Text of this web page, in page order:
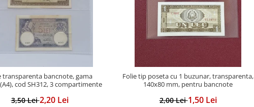
transparenta bancnote, gama
cod SH312, 3 compartimente
3,50 Lei2,20 Lei
Folie tip poseta cu 1 buzunar, transparenta,
140x80 mm, pentru bancnote
2,00 Lei1,50 Lei